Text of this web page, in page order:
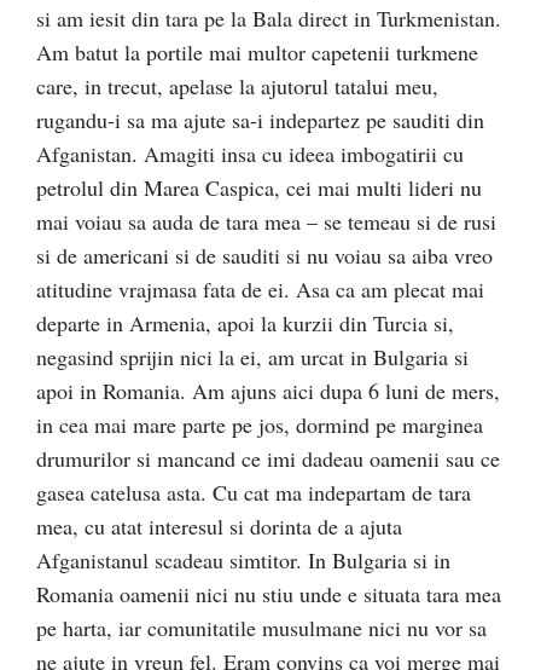
si am iesit din tara pe la Bala direct in Turkmenistan.
Am batut la portile mai multor capetenii turkmene
care, in trecut, apelase la ajutorul tatalui meu,
rugandu-i sa ma ajute sa-i indepartez pe sauditi din
Afganistan. Amagiti insa cu ideea imbogatirii cu
petrolul din Marea Caspica, cei mai multi lideri nu
mai voiau sa auda de tara mea – se temeau si de rusi
si de americani si de sauditi si nu voiau sa aiba vreo
atitudine vrajmasa fata de ei. Asa ca am plecat mai
departe in Armenia, apoi la kurzii din Turcia si,
negasind sprijin nici la ei, am urcat in Bulgaria si
apoi in Romania. Am ajuns aici dupa 6 luni de mers,
in cea mai mare parte pe jos, dormind pe marginea
drumurilor si mancand ce imi dadeau oamenii sau ce
gasea catelusa asta. Cu cat ma indepartam de tara
mea, cu atat interesul si dorinta de a ajuta
Afganistanul scadeau simtitor. In Bulgaria si in
Romania oamenii nici nu stiu unde e situata tara mea
pe harta, iar comunitatile musulmane nici nu vor sa
ne ajute in vreun fel. Eram convins ca voi merge mai